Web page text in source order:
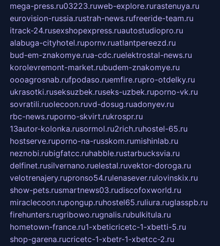
mega-press.ru03223.ruweb-explore.rurastenuya.ru
eurovision-russia.rustrah-news.rufreeride-team.ru
itrack-24.rusexshopexpress.ruautostudiopro.ru
alabuga-cityhotel.rupornv.ruatlantpereezd.ru
bud-em-znakomye.rua-cdc.ruelektrostal-news.ru
korolevremont-market.rubudem-znakomye.ru
oooagrosnab.rufpodaso.ruemfire.rupro-otdelky.ru
ukrasotki.ruseksuzbek.ruseks-uzbek.ruporno-vk.ru
sovratili.ruolecoon.ruvd-dosug.ruadonyev.ru
rbc-news.ruporno-skvirt.rukrospr.ru
13autor-kolonka.rusormol.ru2rich.ruhostel-65.ru
hostserve.ruporno-na-russkom.rumishinlab.ru
neznobi.rubigfatcc.ruhabble.rustarbucksvia.ru
delfinet.rusilvernano.ruelestal.ruvektor-doroga.ru
velotrenajery.rupronso54.rulenasever.rulovinskix.ru
show-pets.rusmartnews03.rudiscofoxworld.ru
miraclecoon.rupongup.ruhostel65.ruliura.ruglasspb.ru
firehunters.rugribowo.rugnalis.rubulkitula.ru
hometown-france.ru1-xbeticricetc-1-xbetti-5.ru
shop-garena.rucricetc-1-xbetr-1-xbetcc-2.ru